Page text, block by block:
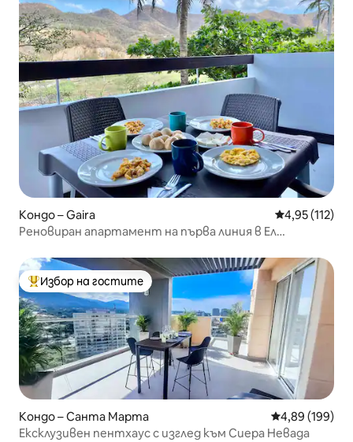
Кондо – Gaira Средна
4,95 (112)
Реновиран апартамент на първа линия в Ел
Най-популярен избор на гостите
Избор на гостите
Кондо – Санта Марта Средна
4,89 (199)
Ексклузивен пентхаус с изглед към Сиера Невада